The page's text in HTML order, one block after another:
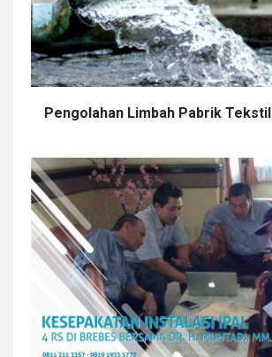
Pengolahan Limbah Pabrik Tekstil